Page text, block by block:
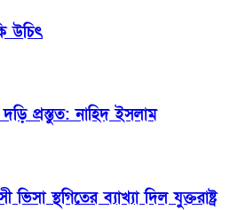
উচিৎ
প্রস্তুত: নাহিদ ইসলাম
স্থগিতের ব্যাখ্যা দিল যুক্তরাষ্ট্র